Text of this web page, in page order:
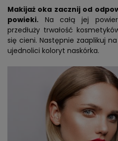
Makijaż oka zacznij od
powieki. Na całą jej
przedłuży trwałość
się cieni. Następnie zaaplikuj
ujednolici koloryt naskórka.